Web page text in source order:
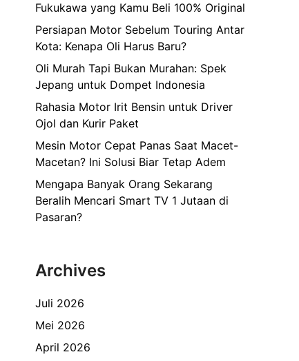
Fukukawa yang Kamu Beli 100% Original
Persiapan Motor Sebelum Touring Antar
Kota: Kenapa Oli Harus Baru?
Oli Murah Tapi Bukan Murahan: Spek
Jepang untuk Dompet Indonesia
Rahasia Motor Irit Bensin untuk Driver
Ojol dan Kurir Paket
Mesin Motor Cepat Panas Saat Macet-
Macetan? Ini Solusi Biar Tetap Adem
Mengapa Banyak Orang Sekarang
Beralih Mencari Smart TV 1 Jutaan di
Pasaran?
Archives
Juli 2026
Mei 2026
April 2026